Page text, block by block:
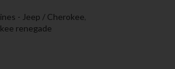
- Jeep / Cherokee,
renegade